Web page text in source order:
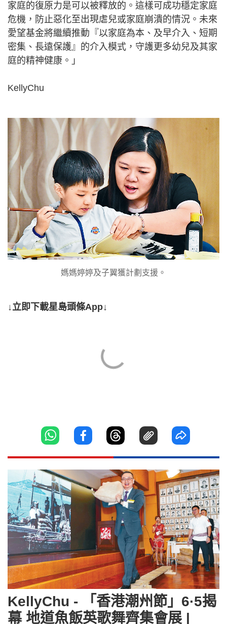
家庭的復原力是可以被釋放的。這樣可成功穩定家庭
危機，防止惡化至出現虐兒或家庭崩潰的情況。未來
愛望基金將繼續推動『以家庭為本、及早介入、短期
密集、長遠保護』的介入模式，守護更多幼兒及其家
庭的精神健康。」
KellyChu
媽媽婷婷及子翼獲計劃支援。
↓立即下載星島頭條App↓
KellyChu - 「香港潮州節」6·5揭
幕 地道魚飯英歌舞齊集會展 |